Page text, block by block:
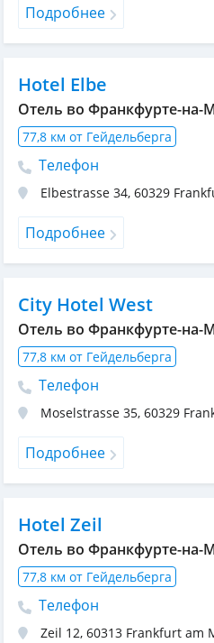
Подробнее
Hotel Elbe
Отель во Франкфурте-на-
77,8 км от Гейдельберга
Телефон
Elbestrasse 34, 60329
Подробнее
City Hotel West
Отель во Франкфурте-на-
77,8 км от Гейдельберга
Телефон
Moselstrasse 35, 60329
Подробнее
Hotel Zeil
Отель во Франкфурте-на-
77,8 км от Гейдельберга
Телефон
Zeil 12, 60313 Frankfurt am